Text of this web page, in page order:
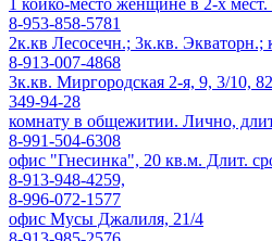
1 койко-место женщине в 2-х
8-953-858-5781
2к.кв Лесосечн.; 3к.кв.
8-913-007-4868
3к.кв. Миргородская 2-я, 9, 3/10,
349-94-28
комнату в общежитии. Лично,
8-991-504-6308
офис "Гнесинка", 20 кв.м. Длит.
8-913-948-4259,
8-996-072-1577
офис Мусы Джалиля, 21/4